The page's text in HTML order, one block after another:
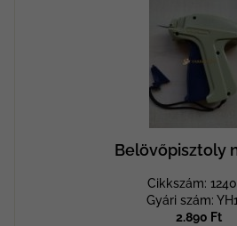
Belövőpisztoly
Cikkszám:
Gyári szám:
2.890 Ft